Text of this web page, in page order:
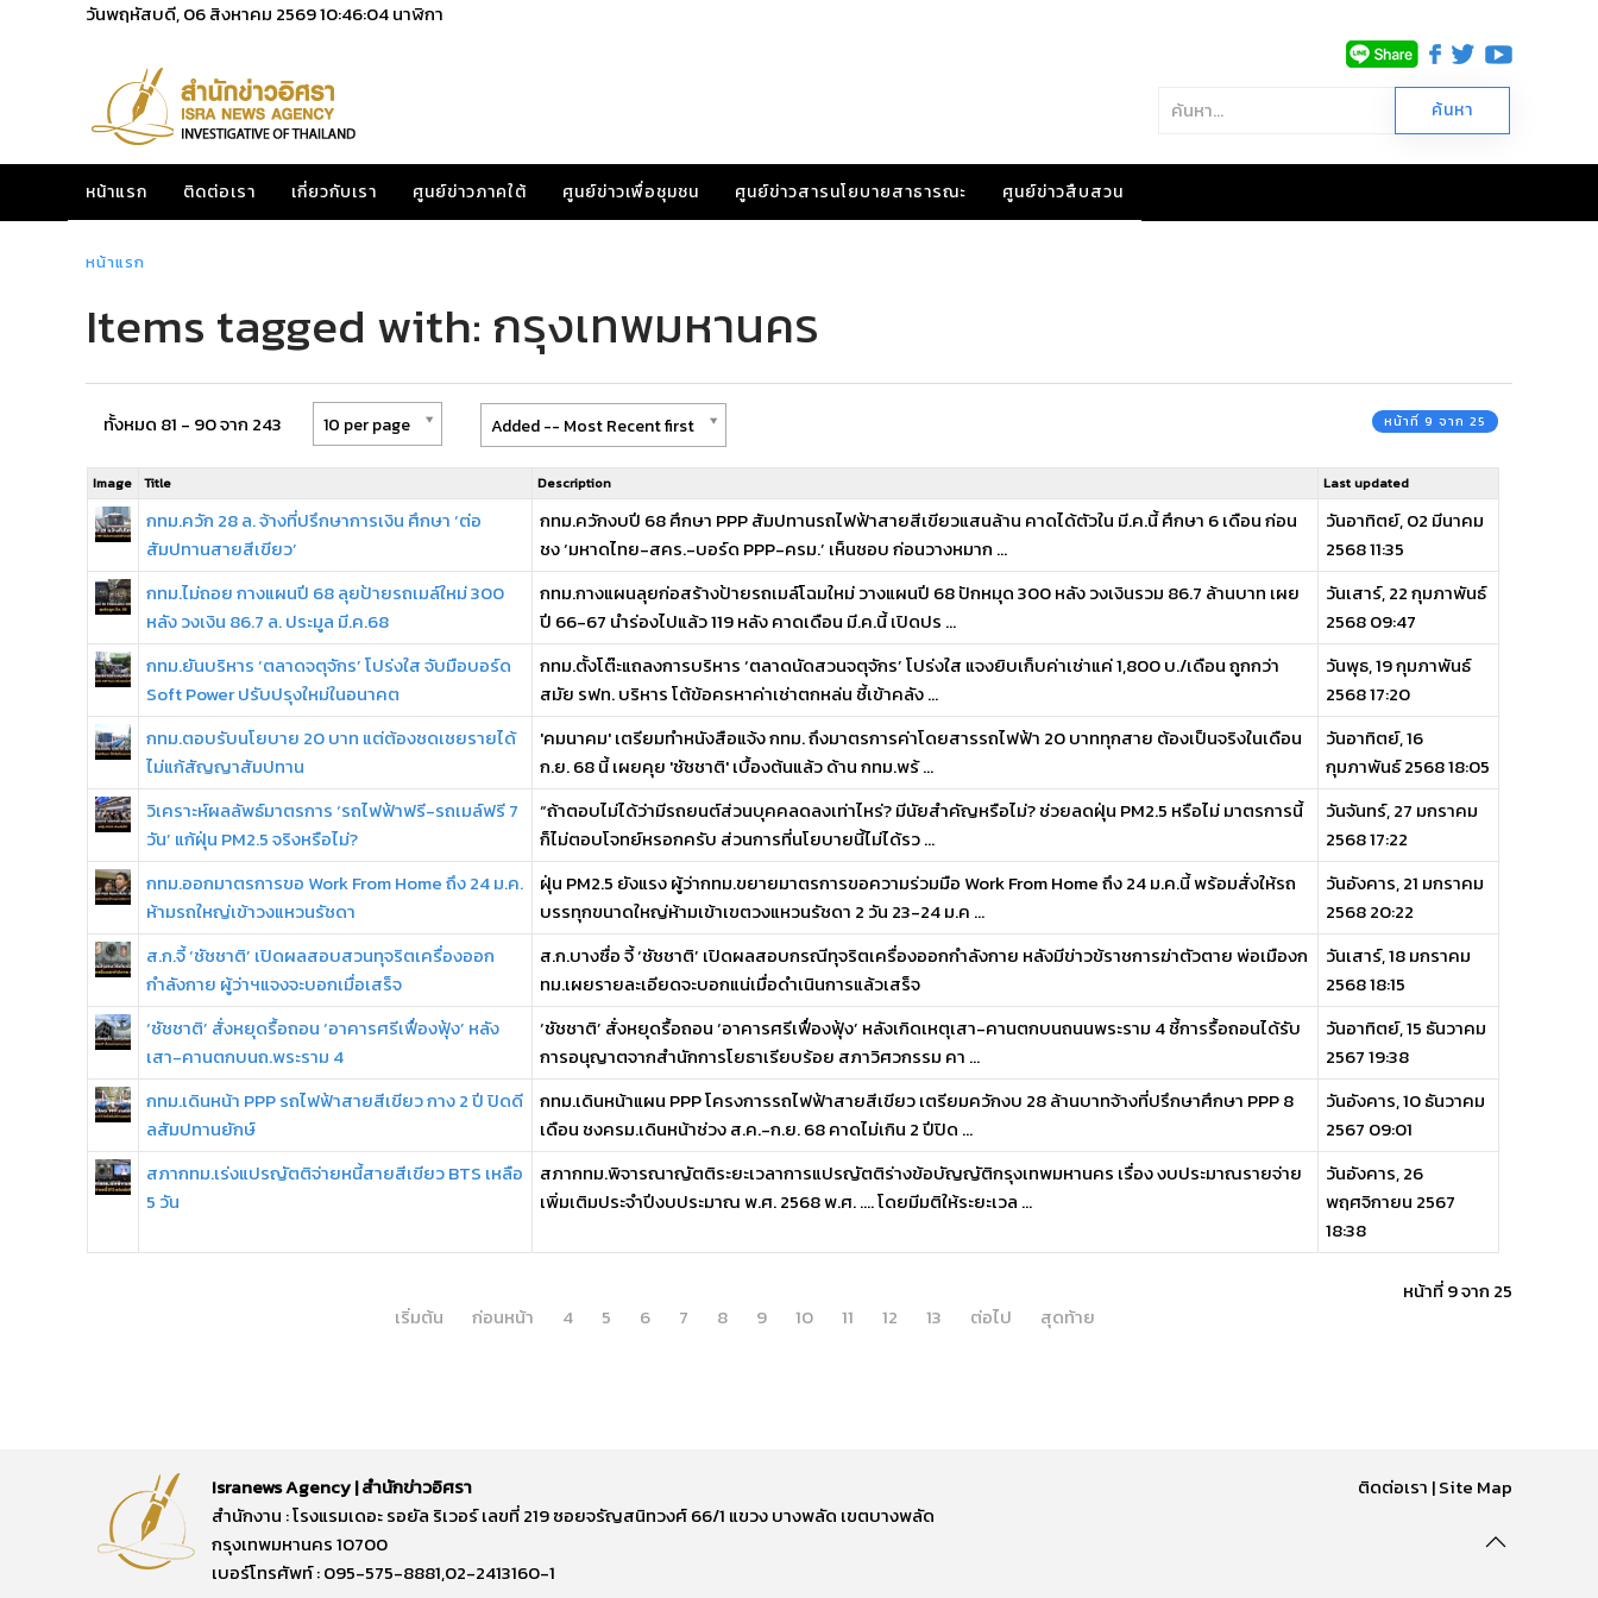
วันพฤหัสบดี, 06 สิงหาคม 256910:46:04นาฬิกา
หน้าแรก ติดต่อเรา เกี่ยวกับเรา ศูนย์ข่าวภาคใต้ ศูนย์ข่าวเพื่อชุมชน ศูนย์ข่าวสารนโยบายสาธารณะ ศูนย์ข่าวสืบสวน
หน้าแรก
Items tagged with: กรุงเทพมหานคร
ทั้งหมด 81 - 90 จาก 243 10 per page Added -- Most Recent first หน้าที่ 9 จาก 25
Image Title Description Last updated
กทม.ควัก 28 ล. จ้างที่ปรึกษาการเงิน ศึกษา ‘ต่อ
สัมปทานสายสีเขียว’
กทม.ควักงบปี 68 ศึกษา PPP สัมปทานรถไฟฟ้าสายสีเขียวแสนล้าน คาดได้ตัวใน มี.ค.นี้ ศึกษา 6 เดือน ก่อน
ชง ‘มหาดไทย-สคร.-บอร์ด PPP-ครม.’ เห็นชอบ ก่อนวางหมาก ...
วันอาทิตย์, 02 มีนาคม
2568 11:35
กทม.ไม่ถอย กางแผนปี 68 ลุยป้ายรถเมล์ใหม่ 300
หลัง วงเงิน 86.7 ล. ประมูล มี.ค.68
กทม.กางแผนลุยก่อสร้างป้ายรถเมล์โฉมใหม่ วางแผนปี 68 ปักหมุด 300 หลัง วงเงินรวม 86.7 ล้านบาท เผย
ปี 66-67 นำร่องไปแล้ว 119 หลัง คาดเดือน มี.ค.นี้ เปิดปร ...
วันเสาร์, 22 กุมภาพันธ์
2568 09:47
กทม.ยันบริหาร ‘ตลาดจตุจักร’ โปร่งใส จับมือบอร์ด
Soft Power ปรับปรุงใหม่ในอนาคต
กทม.ตั้งโต๊ะแถลงการบริหาร ‘ตลาดนัดสวนจตุจักร’ โปร่งใส แจงยิบเก็บค่าเช่าแค่ 1,800 บ./เดือน ถูกกว่า
สมัย รฟท. บริหาร โต้ข้อครหาค่าเช่าตกหล่น ชี้เข้าคลัง ...
วันพุธ, 19 กุมภาพันธ์
2568 17:20
กทม.ตอบรับนโยบาย 20 บาท แต่ต้องชดเชยรายได้
ไม่แก้สัญญาสัมปทาน
'คมนาคม' เตรียมทำหนังสือแจ้ง กทม. ถึงมาตรการค่าโดยสารรถไฟฟ้า 20 บาททุกสาย ต้องเป็นจริงในเดือน
ก.ย. 68 นี้ เผยคุย 'ชัชชาติ' เบื้องต้นแล้ว ด้าน กทม.พร้ ...
วันอาทิตย์, 16
กุมภาพันธ์ 2568 18:05
วิเคราะห์ผลลัพธ์มาตรการ ‘รถไฟฟ้าฟรี-รถเมล์ฟรี 7
วัน’ แก้ฝุ่น PM2.5 จริงหรือไม่?
“ถ้าตอบไม่ได้ว่ามีรถยนต์ส่วนบุคคลดลงเท่าไหร่? มีนัยสำคัญหรือไม่? ช่วยลดฝุ่น PM2.5 หรือไม่ มาตรการนี้
ก็ไม่ตอบโจทย์หรอกครับ ส่วนการที่นโยบายนี้ไม่ได้รว ...
วันจันทร์, 27 มกราคม
2568 17:22
กทม.ออกมาตรการขอ Work From Home ถึง 24 ม.ค.
ห้ามรถใหญ่เข้าวงแหวนรัชดา
ฝุ่น PM2.5 ยังแรง ผู้ว่ากทม.ขยายมาตรการขอความร่วมมือ Work From Home ถึง 24 ม.ค.นี้ พร้อมสั่งให้รถ
บรรทุกขนาดใหญ่ห้ามเข้าเขตวงแหวนรัชดา 2 วัน 23-24 ม.ค ...
วันอังคาร, 21 มกราคม
2568 20:22
ส.ก.จี้ ‘ชัชชาติ’ เปิดผลสอบสวนทุจริตเครื่องออก
กำลังกาย ผู้ว่าฯแจงจะบอกเมื่อเสร็จ
ส.ก.บางซื่อ จี้ ‘ชัชชาติ’ เปิดผลสอบกรณีทุจริตเครื่องออกกำลังกาย หลังมีข่าวข้ราชการฆ่าตัวตาย พ่อเมืองก
ทม.เผยรายละเอียดจะบอกแน่เมื่อดำเนินการแล้วเสร็จ
วันเสาร์, 18 มกราคม
2568 18:15
‘ชัชชาติ’ สั่งหยุดรื้อถอน ‘อาคารศรีเฟื่องฟุ้ง’ หลัง
เสา-คานตกบนถ.พระราม 4
‘ชัชชาติ’ สั่งหยุดรื้อถอน ‘อาคารศรีเฟื่องฟุ้ง’ หลังเกิดเหตุเสา-คานตกบนถนนพระราม 4 ชี้การรื้อถอนได้รับ
การอนุญาตจากสำนักการโยธาเรียบร้อย สภาวิศวกรรม คา ...
วันอาทิตย์, 15 ธันวาคม
2567 19:38
กทม.เดินหน้า PPP รถไฟฟ้าสายสีเขียว กาง 2 ปี ปิดดี
ลสัมปทานยักษ์
กทม.เดินหน้าแผน PPP โครงการรถไฟฟ้าสายสีเขียว เตรียมควักงบ 28 ล้านบาทจ้างที่ปรึกษาศึกษา PPP 8
เดือน ชงครม.เดินหน้าช่วง ส.ค.-ก.ย. 68 คาดไม่เกิน 2 ปีปิด ...
วันอังคาร, 10 ธันวาคม
2567 09:01
สภากทม.เร่งแปรญัตติจ่ายหนี้สายสีเขียว BTS เหลือ
5 วัน
สภากทม.พิจารณาญัตติระยะเวลาการแปรญัตติร่างข้อบัญญัติกรุงเทพมหานคร เรื่อง งบประมาณรายจ่าย
เพิ่มเติมประจำปีงบประมาณ พ.ศ. 2568 พ.ศ. …. โดยมีมติให้ระยะเวล ...
วันอังคาร, 26
พฤศจิกายน 2567
18:38
หน้าที่ 9 จาก 25
เริ่มต้น
ก่อนหน้า 4 5 6 7 8 9 10 11 12 13 ต่อไป สุดท้าย
Isranews Agency | สำนักข่าวอิศรา
สำนักงาน : โรงแรมเดอะ รอยัล ริเวอร์ เลขที่ 219 ซอยจรัญสนิทวงศ์ 66/1 แขวง บางพลัด เขตบางพลัด
กรุงเทพมหานคร 10700
เบอร์โทรศัพท์ : 095-575-8881,02-2413160-1
ติดต่อเรา |Site Map